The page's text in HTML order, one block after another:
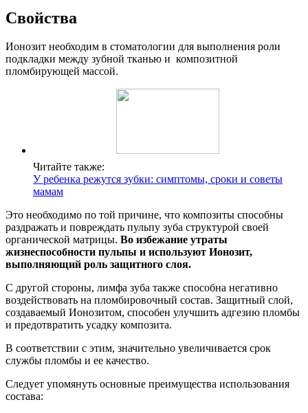
Свойства
Ионозит необходим в стоматологии для выполнения роли
подкладки между зубной тканью и композитной
пломбирующей массой.
Читайте также:
У ребенка режутся зубки: симптомы, сроки и советы
мамам
Это необходимо по той причине, что композиты способны
раздражать и повреждать пульпу зуба структурой своей
органической матрицы. Во избежание утраты
жизнеспособности пульпы и используют Ионозит,
выполняющий роль защитного слоя.
С другой стороны, лимфа зуба также способна негативно
воздействовать на пломбировочный состав. Защитный слой,
создаваемый Ионозитом, способен улучшить адгезию пломбы
и предотвратить усадку композита.
В соответствии с этим, значительно увеличивается срок
службы пломбы и ее качество.
Следует упомянуть основные преимущества использования
состава: